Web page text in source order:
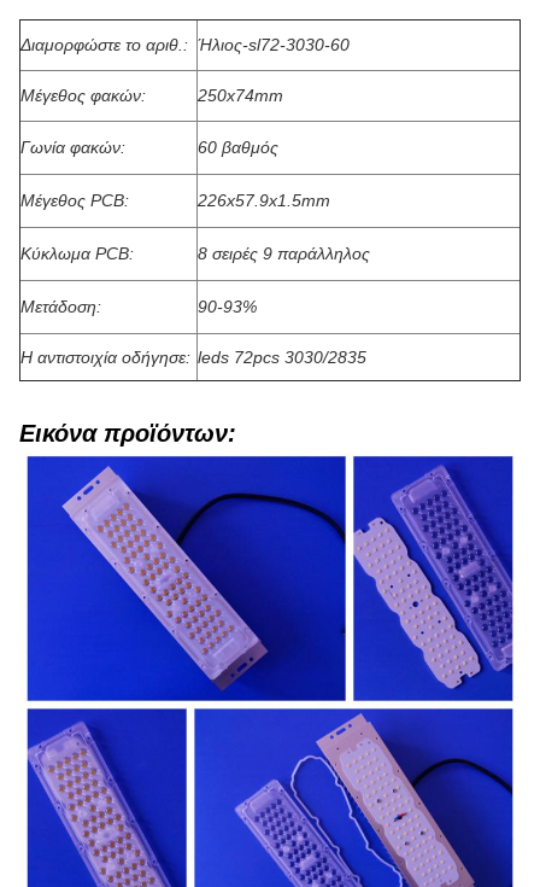
Διαμορφώστε το αριθ.: Ήλιος-sl72-3030-60
Μέγεθος φακών: 250x74mm
Γωνία φακών: 60 βαθμός
Μέγεθος PCB: 226x57.9x1.5mm
Κύκλωμα PCB: 8 σειρές 9 παράλληλος
Μετάδοση: 90-93%
Η αντιστοιχία οδήγησε: leds 72pcs 3030/2835
Εικόνα προϊόντων: